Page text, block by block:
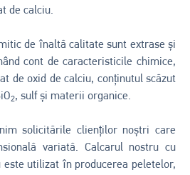
de calciu.
de înaltă calitate sunt extrase și
cont de caracteristicile chimice,
de oxid de calciu, conținutul scăzut
2, sulf și materii organice.
solicitările clienților noștri care
variată. Calcarul nostru cu
utilizat în producerea peletelor,